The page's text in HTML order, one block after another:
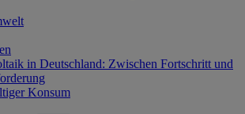
in Deutschland: Zwischen Fortschritt und
Konsum